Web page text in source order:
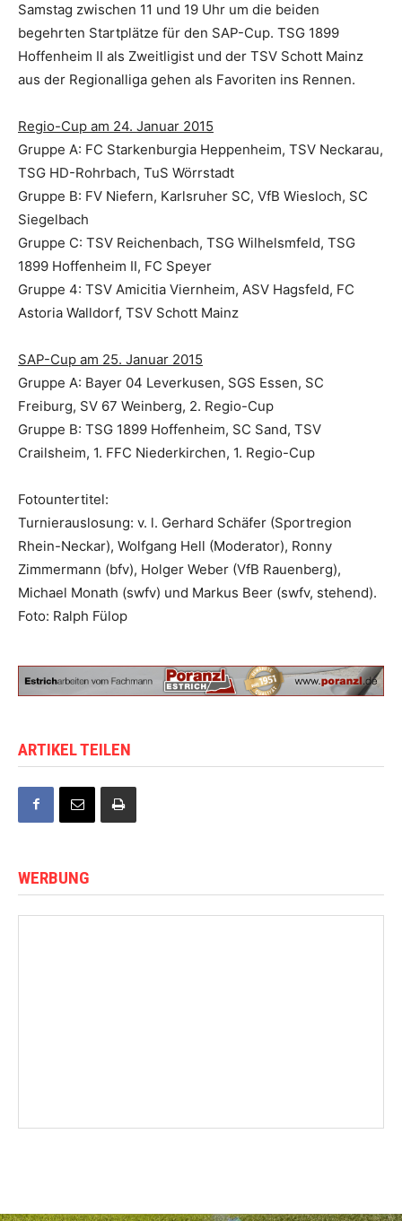
Samstag zwischen 11 und 19 Uhr um die beiden
begehrten Startplätze für den SAP-Cup. TSG 1899
Hoffenheim II als Zweitligist und der TSV Schott Mainz
aus der Regionalliga gehen als Favoriten ins Rennen.
Regio-Cup am 24. Januar 2015
Gruppe A: FC Starkenburgia Heppenheim, TSV Neckarau,
TSG HD-Rohrbach, TuS Wörrstadt
Gruppe B: FV Niefern, Karlsruher SC, VfB Wiesloch, SC
Siegelbach
Gruppe C: TSV Reichenbach, TSG Wilhelsmfeld, TSG
1899 Hoffenheim II, FC Speyer
Gruppe 4: TSV Amicitia Viernheim, ASV Hagsfeld, FC
Astoria Walldorf, TSV Schott Mainz
SAP-Cup am 25. Januar 2015
Gruppe A: Bayer 04 Leverkusen, SGS Essen, SC
Freiburg, SV 67 Weinberg, 2. Regio-Cup
Gruppe B: TSG 1899 Hoffenheim, SC Sand, TSV
Crailsheim, 1. FFC Niederkirchen, 1. Regio-Cup
Fotountertitel:
Turnierauslosung: v. l. Gerhard Schäfer (Sportregion
Rhein-Neckar), Wolfgang Hell (Moderator), Ronny
Zimmermann (bfv), Holger Weber (VfB Rauenberg),
Michael Monath (swfv) und Markus Beer (swfv, stehend).
Foto: Ralph Fülop
ARTIKEL TEILEN
WERBUNG